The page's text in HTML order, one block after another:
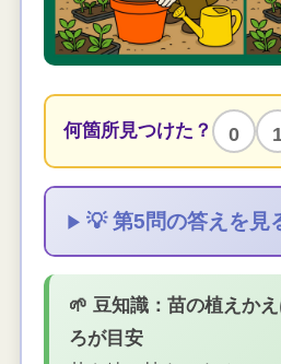
何箇所見つけた？ 0
💡 第5問の答えを見
🌱 豆知識：苗の植えか
ろが目安